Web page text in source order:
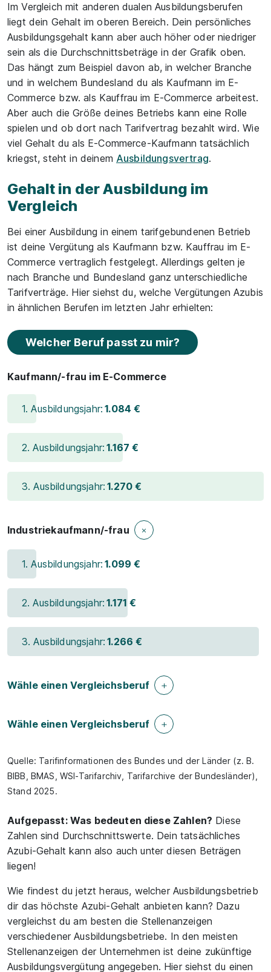
Im Vergleich mit anderen dualen Ausbildungsberufen
liegt dein Gehalt im oberen Bereich. Dein persönliches
Ausbildungsgehalt kann aber auch höher oder niedriger
sein als die Durchschnittsbeträge in der Grafik oben.
Das hängt zum Beispiel davon ab, in welcher Branche
und in welchem Bundesland du als Kaufmann im E-
Commerce bzw. als Kauffrau im E-Commerce arbeitest.
Aber auch die Größe deines Betriebs kann eine Rolle
spielen und ob dort nach Tarifvertrag bezahlt wird. Wie
viel Gehalt du als E-Commerce-Kaufmann tatsächlich
kriegst, steht in deinem Ausbildungsvertrag.
Gehalt in der Ausbildung im
Vergleich
Bei einer Ausbildung in einem tarifgebundenen Betrieb
ist deine Vergütung als Kaufmann bzw. Kauffrau im E-
Commerce vertraglich festgelegt. Allerdings gelten je
nach Branche und Bundesland ganz unterschiedliche
Tarifverträge. Hier siehst du, welche Vergütungen Azubis
in ähnlichen Berufen im letzten Jahr erhielten:
Welcher Beruf passt zu mir?
Kaufmann/-frau im E-Commerce
1. Ausbildungsjahr: 1.084 €
2. Ausbildungsjahr: 1.167 €
3. Ausbildungsjahr: 1.270 €
Industriekaufmann/-frau
1. Ausbildungsjahr: 1.099 €
2. Ausbildungsjahr: 1.171 €
3. Ausbildungsjahr: 1.266 €
Wähle einen Vergleichsberuf
Wähle einen Vergleichsberuf
Quelle: Tarifinformationen des Bundes und der Länder (z. B.
BIBB, BMAS, WSI-Tarifarchiv, Tarifarchive der Bundesländer),
Stand 2025.
Aufgepasst: Was bedeuten diese Zahlen? Diese
Zahlen sind Durchschnittswerte. Dein tatsächliches
Azubi-Gehalt kann also auch unter diesen Beträgen
liegen!
Wie findest du jetzt heraus, welcher Ausbildungsbetrieb
dir das höchste Azubi-Gehalt anbieten kann? Dazu
vergleichst du am besten die Stellenanzeigen
verschiedener Ausbildungsbetriebe. In den meisten
Stellenanzeigen der Unternehmen ist deine zukünftige
Ausbildungsvergütung angegeben. Hier siehst du einen